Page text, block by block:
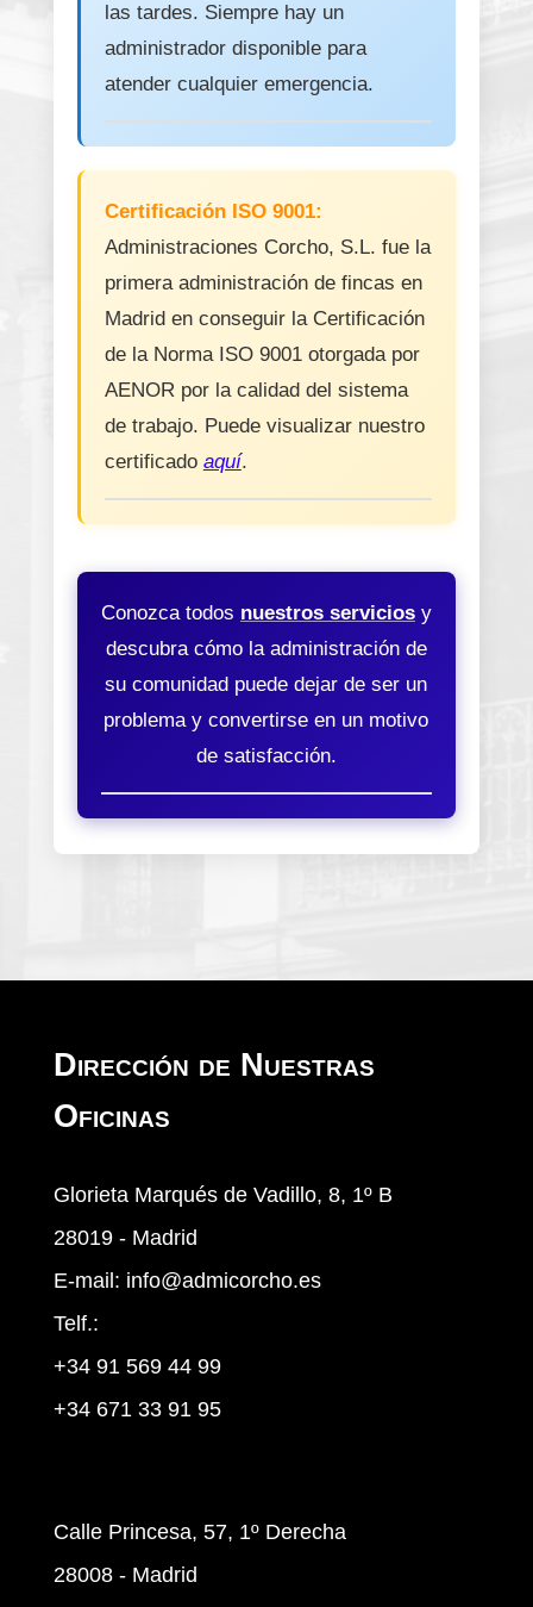
las tardes. Siempre hay un
administrador disponible para
atender cualquier emergencia.
Certificación ISO 9001:
Administraciones Corcho, S.L. fue la
primera administración de fincas en
Madrid en conseguir la Certificación
de la Norma ISO 9001 otorgada por
AENOR por la calidad del sistema
de trabajo. Puede visualizar nuestro
certificado aquí.
Conozca todos nuestros serviciosy
descubra cómo la administración de
su comunidad puede dejar de ser un
problema y convertirse en un motivo
de satisfacción.
Dirección de Nuestras
Oficinas
Glorieta Marqués de Vadillo, 8, 1º B
28019 - Madrid
E-mail: info@admicorcho.es
Telf.:
+34 91 569 44 99
+34 671 33 91 95
Calle Princesa, 57, 1º Derecha
28008 - Madrid